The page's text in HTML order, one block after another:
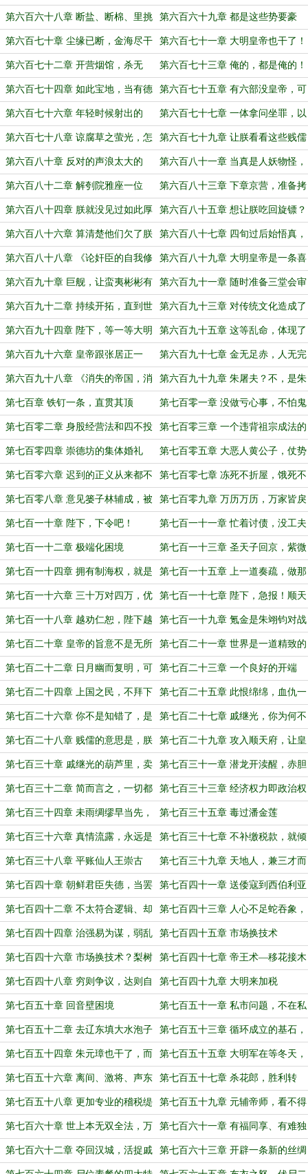
第六百六十八章 断盐、断棉、里挑
外撅
第六百六十九章 都是这些势要豪
右，害苦了朕！
第六百七十章 尘缘已断，金海尽干 第六百七十一章 大明皇帝也干了！
第六百七十二章 开营烟馆，杀无
赦！
第六百七十三章 俺的，都是俺的！
第六百七十四章 如此宝地，当有德
者居之
第六百七十五章 有六部没皇帝，可
不就是小朝廷？
第六百七十六章 年轻时候射出的
箭，正中眉心
第六百七十七章 一体拿问坐罪，以
谋逆论
第六百七十八章 谅腐草之萤光，怎
及天心之皓月
第六百七十九章 让朕看看这些贱儒
的新花样
第六百八十章 反对的声浪太大的
话，就让他们去挖煤
第六百八十一章 当真是人妖物怪，
丑态百出
第六百八十二章 解刳院雅座一位 第六百八十三章 下章京营，准备拷
饷
第六百八十四章 朕就没见过如此厚
颜无耻之徒！
第六百八十五章 想让朕吃回旋镖？
没门！
第六百八十六章 算清楚他们欠了朕
多少钱！
第六百八十七章 四旬过后始悟真，
万事由天不由人
第六百八十八章 《论奸臣的自我修
养》
第六百八十九章 大明皇帝是一条喜
好白银的东方巨龙
第六百九十章 巨舰，让蛮夷彬彬有
礼
第六百九十一章 随时准备三堂会审
伽利略
第六百九十二章 持续开拓，直到世
界尽头
第六百九十三章 对传统文化造成了
巨大破坏
第六百九十四章 陛下，等一等大明
百姓
第六百九十五章 这等乱命，体现了
封建帝制的局限性
第六百九十六章 皇帝跟张居正一
比，都像个保守派
第六百九十七章 金无足赤，人无完
人
第六百九十八章 《消失的帝国，消
散的文明》
第六百九十九章 朱屠夫？不，是朱
青天！
第七百章 铁钉一条，直贯其顶 第七百零一章 没做亏心事，不怕鬼
叩门
第七百零二章 身股经营法和四不投 第七百零三章 一个违背祖宗成法的
艰难决定
第七百零四章 崇德坊的集体婚礼 第七百零五章 大恶人黄公子，仗势
欺人
第七百零六章 迟到的正义从来都不
是正义
第七百零七章 冻死不折屋，饿死不
虏掠
第七百零八章 意见篓子林辅成，被
捕了
第七百零九章 万历万历，万家皆戾
第七百一十章 陛下，下令吧！ 第七百一十一章 忙着讨债，没工夫
骂皇帝
第七百一十二章 极端化困境 第七百一十三章 圣天子回京，紫微
星归正
第七百一十四章 拥有制海权，就是
可以为所欲为
第七百一十五章 上一道奏疏，做那
精算的贱儒
第七百一十六章 三十万对四万，优
势不在我
第七百一十七章 陛下，急报！顺天
府陷落！
第七百一十八章 越劝仁恕，陛下越
是无情
第七百一十九章 氪金是朱翊钧对战
争的最大尊重
第七百二十章 皇帝的旨意不是无所
不能的
第七百二十一章 世界是一道精致的
灰
第七百二十二章 日月幽而复明，可
一些火种已经熄灭
第七百二十三章 一个良好的开端
第七百二十四章 上国之民，不拜下
邦之主
第七百二十五章 此恨绵绵，血仇一
日不报枉为人
第七百二十六章 你不是知错了，是
知道自己快死了
第七百二十七章 戚继光，你为何不
篡位！
第七百二十八章 贱儒的意思是，朕
也行贿？
第七百二十九章 攻入顺天府，让皇
帝俯首称臣！
第七百三十章 戚继光的葫芦里，卖
的是火药
第七百三十一章 潜龙开渎醒，赤胆
压天寒
第七百三十二章 简而言之，一切都
为了自由贸易！
第七百三十三章 经济权力即政治权
力
第七百三十四章 未雨绸缪早当先，
居安思危谋长远
第七百三十五章 毒过潘金莲
第七百三十六章 真情流露，永远是
串子一辈子也达不到的高度！
第七百三十七章 不补缴税款，就倾
家荡产吧！
第七百三十八章 平账仙人王崇古 第七百三十九章 天地人，兼三才而
用，鼎三足而立
第七百四十章 朝鲜君臣失德，当罢
废国
第七百四十一章 送倭寇到西伯利亚
种土豆
第七百四十二章 不太符合逻辑、却
符合现实的忠诚
第七百四十三章 人心不足蛇吞象，
世事到头螳捕蝉
第七百四十四章 治强易为谋，弱乱
难为计
第七百四十五章 市场换技术
第七百四十六章 市场换技术？梨树
上长不出桃来
第七百四十七章 帝王术—移花接木
第七百四十八章 穷则争议，达则自
古以来
第七百四十九章 大明来加税
第七百五十章 回音壁困境 第七百五十一章 私市问题，不在私
市本身
第七百五十二章 去辽东填大水泡子
吧！
第七百五十三章 循环成立的基石，
不是仁义，而是暴力
第七百五十四章 朱元璋也干了，而
且更过分
第七百五十五章 大明军在等冬天，
倭寇在等什么？
第七百五十六章 离间、激将、声东
击西
第七百五十七章 杀花郎，胜利转
进！
第七百五十八章 更加专业的稽税缇
骑
第七百五十九章 元辅帝师，看不得
第三卷
第七百六十章 世上本无双全法，万
事皆在取舍间
第七百六十一章 有福同享、有难独
当
第七百六十二章 夺回汉城，活捉戚 第七百六十三章 开辟一条新的丝绸